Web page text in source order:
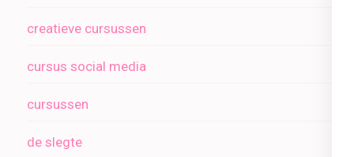
creatieve cursussen
cursus social media
cursussen
de slegte